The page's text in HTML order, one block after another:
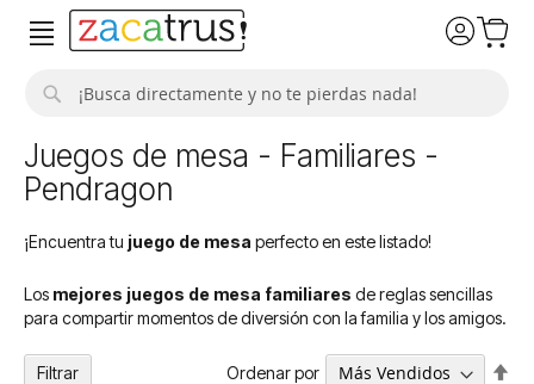
Juegos de mesa - Familiares -
Pendragon
¡Encuentra tu juego de mesa perfecto en este listado!
Los mejores juegos de mesa familiares de reglas sencillas
para compartir momentos de diversión con la familia y los amigos.
Ordenar por
Filtrar